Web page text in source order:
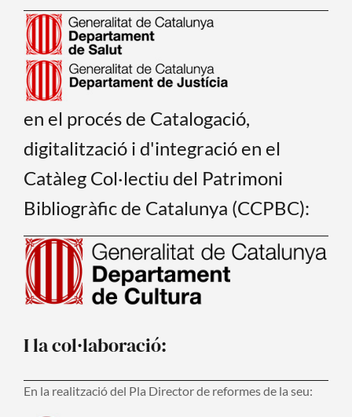
en el procés de Catalogació,
digitalització i d'integració en el
Catàleg Col·lectiu del Patrimoni
Bibliogràfic de Catalunya (CCPBC):
I la col·laboració:
En la realització del Pla Director de reformes de la seu: